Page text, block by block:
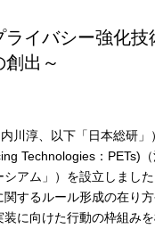
イバシー強化技
出～
川淳、以下「日本総研」
Technologies：PETs)
アム」）を設立しました
するルール形成の在り
に向けた行動の枠組み